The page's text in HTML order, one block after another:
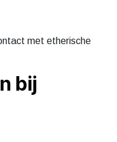
met etherische
bij